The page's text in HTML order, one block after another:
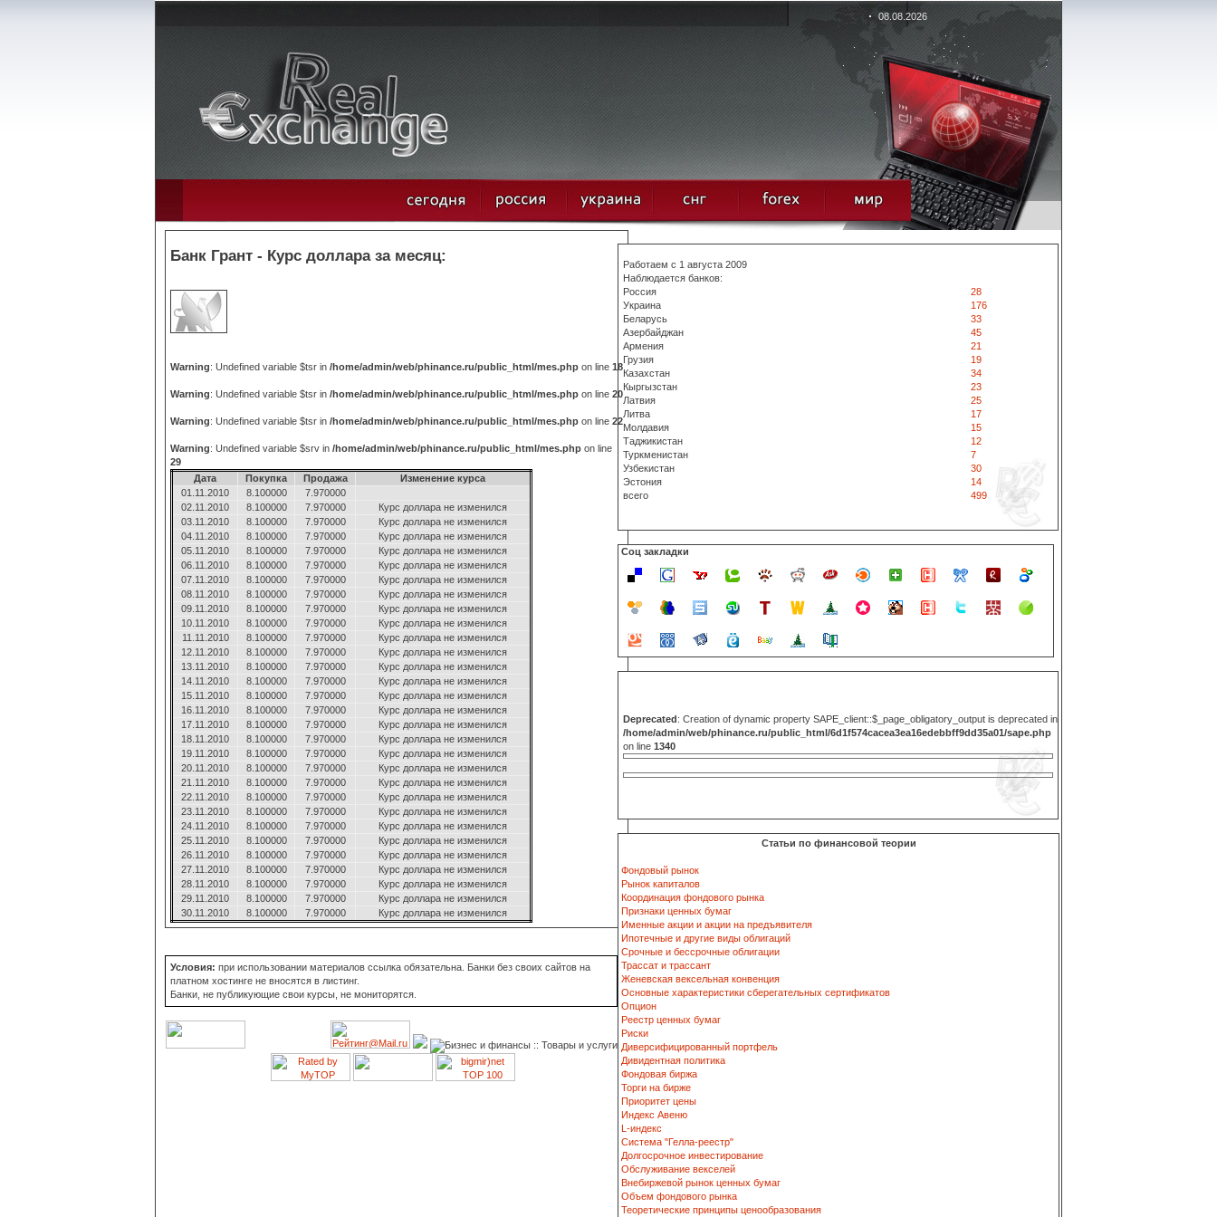
08.08.2026
Банк Грант - Курс доллара за месяц:
Warning: Undefined variable $tsr in /home/admin/web/phinance.ru/public_html/mes.php on line 18
Warning: Undefined variable $tsr in /home/admin/web/phinance.ru/public_html/mes.php on line 20
Warning: Undefined variable $tsr in /home/admin/web/phinance.ru/public_html/mes.php on line 22
Warning: Undefined variable $srv in /home/admin/web/phinance.ru/public_html/mes.php on line
29
Дата
Покупка Продажа
Изменение курса
01.11.2010
8.100000
7.970000
02.11.2010
8.100000 7.970000
Курс доллара не изменился
03.11.2010
8.100000 7.970000
Курс доллара не изменился
04.11.2010
8.100000 7.970000
Курс доллара не изменился
05.11.2010
8.100000 7.970000
Курс доллара не изменился
06.11.2010
8.100000 7.970000
Курс доллара не изменился
07.11.2010
8.100000 7.970000
Курс доллара не изменился
08.11.2010
8.100000 7.970000
Курс доллара не изменился
09.11.2010
8.100000 7.970000
Курс доллара не изменился
10.11.2010
8.100000 7.970000
Курс доллара не изменился
11.11.2010
8.100000 7.970000
Курс доллара не изменился
12.11.2010
8.100000 7.970000
Курс доллара не изменился
13.11.2010
8.100000 7.970000
Курс доллара не изменился
14.11.2010
8.100000 7.970000
Курс доллара не изменился
15.11.2010
8.100000 7.970000
Курс доллара не изменился
16.11.2010
8.100000 7.970000
Курс доллара не изменился
17.11.2010
8.100000 7.970000
Курс доллара не изменился
18.11.2010
8.100000 7.970000
Курс доллара не изменился
19.11.2010
8.100000 7.970000
Курс доллара не изменился
20.11.2010
8.100000 7.970000
Курс доллара не изменился
21.11.2010
8.100000 7.970000
Курс доллара не изменился
22.11.2010
8.100000 7.970000
Курс доллара не изменился
23.11.2010
8.100000 7.970000
Курс доллара не изменился
24.11.2010
8.100000 7.970000
Курс доллара не изменился
25.11.2010
8.100000 7.970000
Курс доллара не изменился
26.11.2010
8.100000 7.970000
Курс доллара не изменился
27.11.2010
8.100000 7.970000
Курс доллара не изменился
28.11.2010
8.100000 7.970000
Курс доллара не изменился
29.11.2010
8.100000 7.970000
Курс доллара не изменился
30.11.2010
8.100000 7.970000 Курс доллара не изменился
Условия: при использовании материалов ссылка обязательна. Банки без своих сайтов на
платном хостинге не вносятся в листинг.
Банки, не публикующие свои курсы, не мониторятся.
Работаем с 1 августа 2009
Наблюдается банков:
Россия
28
Украина
176
Беларусь
33
Азербайджан
45
Армения
21
Грузия
19
Казахстан
34
Кыргызстан
23
Латвия
25
Литва
17
Молдавия
15
Таджикистан
12
Туркменистан
7
Узбекистан
30
Эстония
14
всего
499
Соц закладки
Deprecated: Creation of dynamic property SAPE_client::$_page_obligatory_output is deprecated in
/home/admin/web/phinance.ru/public_html/6d1f574cacea3ea16edebbff9dd35a01/sape.php
on line 1340
Статьи по финансовой теории
Фондовый рынок
Рынок капиталов
Координация фондового рынка
Признаки ценных бумаг
Именные акции и акции на предъявителя
Ипотечные и другие виды облигаций
Срочные и бессрочные облигации
Трассат и трассант
Женевская вексельная конвенция
Основные характеристики сберегательных сертификатов
Опцион
Реестр ценных бумаг
Риски
Диверсифицированный портфель
Дивидентная политика
Фондовая биржа
Торги на бирже
Приоритет цены
Индекс Авеню
L-индекс
Система "Гелла-реестр"
Долгосрочное инвестирование
Обслуживание векселей
Внебиржевой рынок ценных бумаг
Объем фондового рынка
Теоретические принципы ценообразования